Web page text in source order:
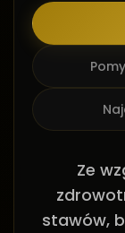
Ze
stawów,